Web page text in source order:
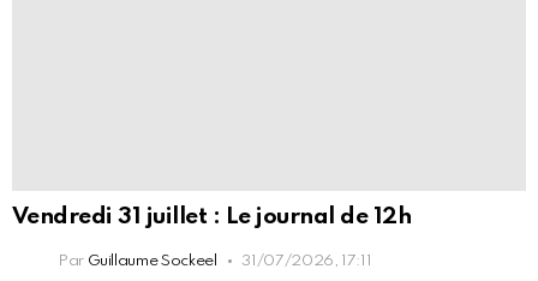
Vendredi 31 juillet : Le journal de 12h
Par Guillaume Sockeel 31/07/2026, 17:11